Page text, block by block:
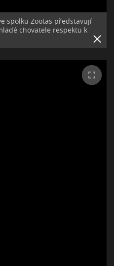
spolku Zootas představují
chovatele respektu k